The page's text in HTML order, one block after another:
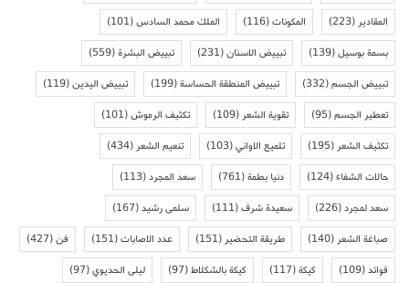
المقادير (223) المكونات(116) الملك محمد السادس(101)
بسمة بوسيل(139) تبييض الاسنان(231) تبييض البشرة(559)
تبييض الجسم(332) تبييض المنطقة الحساسة(199) تبييض اليدين(119)
تعطير الجسم(95) تقوية الشعر (109) تكثيف الرموش(101)
تكثيف الشعر (195) تلميع الاواني(103) تنعيم الشعر (434)
حالات الشفاء(124) دنيا بطمة(761) سعد المجرد(113)
سعد لمجرد(226) سعيدة شرف(111) سلمى رشيد(167)
صباغة الشعر (140) طريقة التحضير (151) عدد الاصابات(151) فن(427)
فوائد(109) كيكة(117) كيكة بالشكلاط(97) ليلى الحديوي(97)